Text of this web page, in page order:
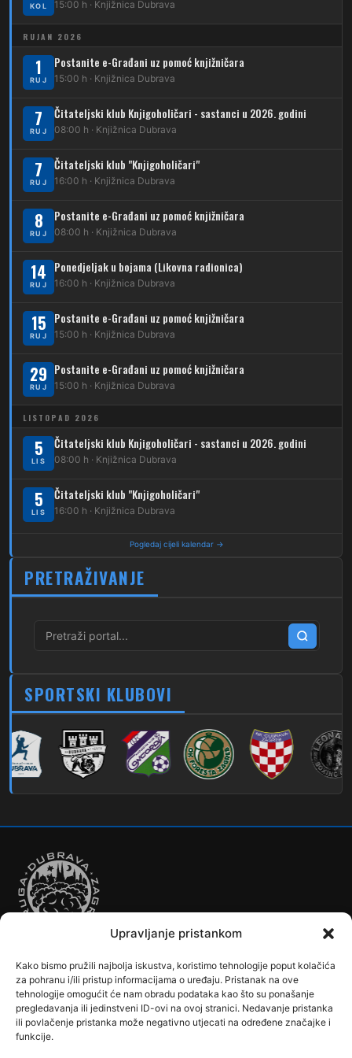
Upravljanje pristankom
Kako bismo pružili najbolja iskustva, koristimo tehnologije poput kolačića
za pohranu i/ili pristup informacijama o uređaju. Pristanak na ove
tehnologije omogućit će nam obradu podataka kao što su ponašanje
pregledavanja ili jedinstveni ID-ovi na ovoj stranici. Nedavanje pristanka
ili povlačenje pristanka može negativno utjecati na određene značajke i
funkcije.
214 Koledinečka – Resnički gaj
223 Dubrava – Trnovčica – Dubec
230 Dubrava – Granešinski Novaki
232 Dubrava – Jazbina
269
DUBEC
212
223 Dubec – Trnovčica – Dubrava
224 Dubec – Novoselec
261 Dubec – Sesvete – Goranec
262 Dubec – Sesvete – Planina Donja
263 Dubec – Sesvete–Kašina – Pl.Gornja
264 Dubec – Sesvete – Jesenovec
267
270 Dubec – Sesvete – Blaguša
272 Dubec – Sesvete – Moravče
273
Dubec – Sesvete – Laktec
280 Dubec – Sesvete – Šimuncevec
212 Noćna – Dubec – Sesvete
KOL 15:00 h · Knjižnica Dubrava
RUJAN 2026
1
RUJ
Postanite e-Građani uz pomoć knjižničara
15:00 h · Knjižnica Dubrava
7
RUJ
Čitateljski klub Knjigoholičari - sastanci u 2026. godini
08:00 h · Knjižnica Dubrava
7
RUJ
Čitateljski klub "Knjigoholičari"
16:00 h · Knjižnica Dubrava
8
RUJ
Postanite e-Građani uz pomoć knjižničara
08:00 h · Knjižnica Dubrava
14
RUJ
Ponedjeljak u bojama (Likovna radionica)
16:00 h · Knjižnica Dubrava
15
RUJ
Postanite e-Građani uz pomoć knjižničara
15:00 h · Knjižnica Dubrava
29
RUJ
Postanite e-Građani uz pomoć knjižničara
15:00 h · Knjižnica Dubrava
LISTOPAD 2026
5
LIS
Čitateljski klub Knjigoholičari - sastanci u 2026. godini
08:00 h · Knjižnica Dubrava
5
LIS
Čitateljski klub "Knjigoholičari"
16:00 h · Knjižnica Dubrava
Pogledaj cijeli kalendar →
PRETRAŽIVANJE
SPORTSKI KLUBOVI
Autobusi Automobilizam Biciklizam
Borilački Sportovi
Cookie Policy (EU)
Crkve, samostani i župni uredi
Dječji vrtići
Drugi sportovi
Društva, klubovi, savezi, udruge
Dubrava u Srcu
Edukacija